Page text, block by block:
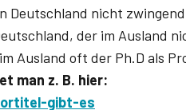
Deutschland nicht
der im Ausland
Ausland oft der Ph.D als
man z. B. hier:
gibt-es